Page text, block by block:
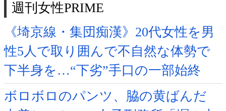
週刊女性PRIME
《埼京線・集団痴漢》20代女性を男
性5人で取り囲んで不自然な体勢で
下半身を…“下劣”手口の一部始終
ボロボロのパンツ、脇の黄ばんだ